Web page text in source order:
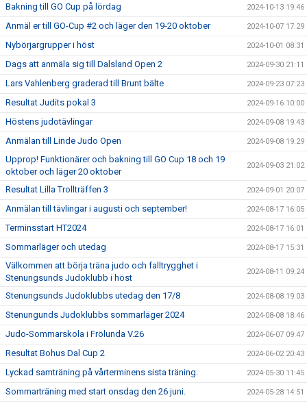
Bakning till GO Cup på lördag 2024-10-13 19:46
Anmäl er till GO-Cup #2 och läger den 19-20 oktober 2024-10-07 17:29
Nybörjargrupper i höst 2024-10-01 08:31
Dags att anmäla sig till Dalsland Open 2 2024-09-30 21:11
Lars Vahlenberg graderad till Brunt bälte 2024-09-23 07:23
Resultat Judits pokal 3 2024-09-16 10:00
Höstens judotävlingar 2024-09-08 19:43
Anmälan till Linde Judo Open 2024-09-08 19:29
Upprop! Funktionärer och bakning till GO Cup 18 och 19
oktober och läger 20 oktober
2024-09-03 21:02
Resultat Lilla Trollträffen 3 2024-09-01 20:07
Anmälan till tävlingar i augusti och september! 2024-08-17 16:05
Terminsstart HT2024 2024-08-17 16:01
Sommarläger och utedag 2024-08-17 15:31
Välkommen att börja träna judo och falltrygghet i
Stenungsunds Judoklubb i höst
2024-08-11 09:24
Stenungsunds Judoklubbs utedag den 17/8 2024-08-08 19:03
Stenungunds Judoklubbs sommarläger 2024 2024-08-08 18:46
Judo-Sommarskola i Frölunda V.26 2024-06-07 09:47
Resultat Bohus Dal Cup 2 2024-06-02 20:43
Lyckad samträning på vårterminens sista träning. 2024-05-30 11:45
Sommarträning med start onsdag den 26 juni. 2024-05-28 14:51